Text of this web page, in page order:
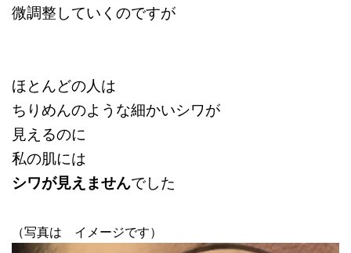
微調整していくのですが
ほとんどの人は
ちりめんのような細かいシワが
見えるのに
私の肌には
シワが見えませんでした
（写真は イメージです）